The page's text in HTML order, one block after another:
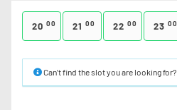
20 00 21 00 22 00 23 00
Can’t find the slot you are looking for?